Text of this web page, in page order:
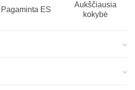
Pagaminta ES
Aukščiausia
kokybė